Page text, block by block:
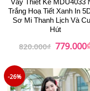
Trắng Hoạ Tiết Xanh In
Sơ Mi Thanh Lịch Và
Hút
820.000₫ Giá
gốc
779.000
-26%